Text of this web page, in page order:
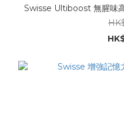
Swisse Ultiboost 無腥味